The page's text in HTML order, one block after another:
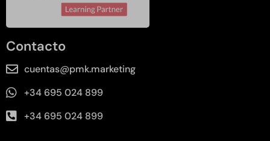
Contacto
cuentas@pmk.marketing
+34 695 024 899
+34 695 024 899